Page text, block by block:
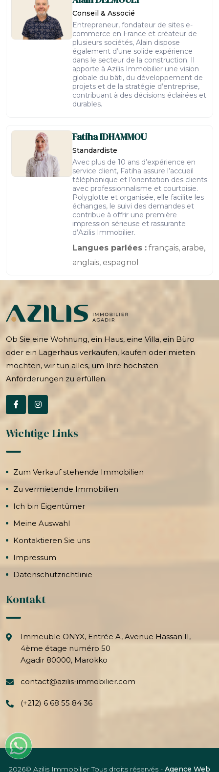
Conseil & Associé
Entrepreneur, fondateur de sites e-
commerce en France et créateur de
plusieurs sociétés, Alain dispose
également d’une solide expérience
dans le secteur de la construction. Il
apporte à Azilis Immobilier une vision
globale du bâti, du développement de
projets et de la stratégie d’entreprise,
contribuant à des décisions éclairées et
durables.
FatihaIDHAMMOU
Standardiste
Avec plus de 10 ans d’expérience en
service client, Fatiha assure l’accueil
téléphonique et l’orientation des clients
avec professionnalisme et courtoisie.
Polyglotte et organisée, elle facilite les
échanges, le suivi des demandes et
contribue à offrir une première
impression sérieuse et rassurante
d’Azilis Immobilier.
Langues parlées : français, arabe,
anglais, espagnol
Ob Sie eine Wohnung, ein Haus, eine Villa, ein Büro
oder ein Lagerhaus verkaufen, kaufen oder mieten
möchten, wir tun alles, um Ihre höchsten
Anforderungen zu erfüllen.
Wichtige Links
Zum Verkauf stehende Immobilien
Zu vermietende Immobilien
Ich bin Eigentümer
Meine Auswahl
Kontaktieren Sie uns
Impressum
Datenschutzrichtlinie
Kontakt
Immeuble ONYX, Entrée A, Avenue Hassan II,
4ème étage numéro 50
Agadir 80000, Marokko
contact@azilis-immobilier.com
(+212) 6 68 55 84 36
2026© Azilis Immobilier Tous droits réservés - Agence Web